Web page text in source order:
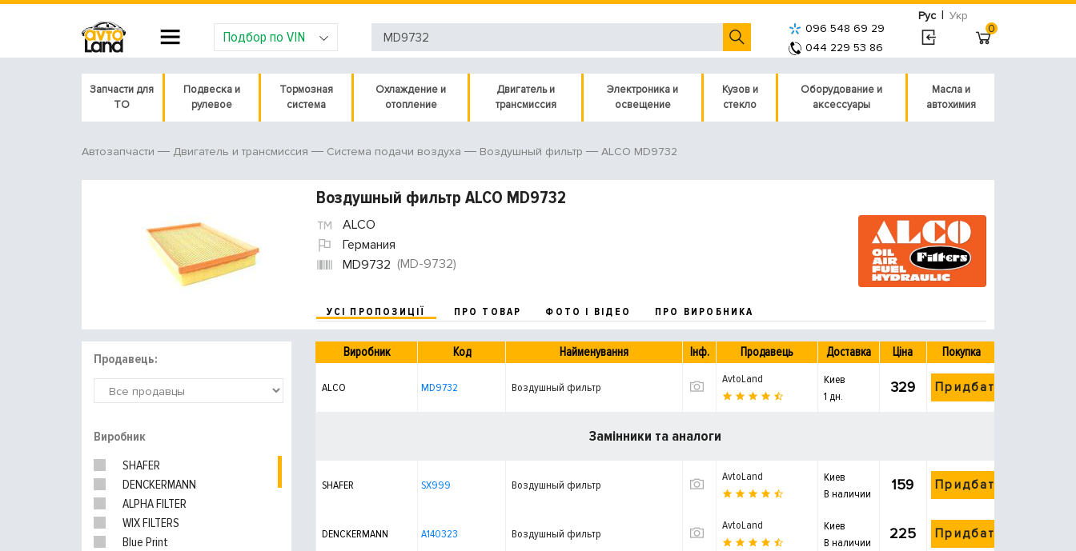
Рус | Укр
Подбор по VIN
096 548 69 29
044 229 53 86
0
Запчасти для
ТО
Подвеска и
рулевое
Тормозная
система
Охлаждение и
отопление
Двигатель и
трансмиссия
Электроника и
освещение
Кузов и
стекло
Оборудование и
аксессуары
Масла и
автохимия
Автозапчасти Двигатель и трансмиссия Система подачи воздуха Воздушный фильтр ALCO MD9732
Воздушный фильтр ALCO MD9732
ALCO
Германия
MD9732 (MD-9732)
УСІ ПРОПОЗИЦІЇ ПРО ТОВАР ФОТО І ВІДЕО ПРО ВИРОБНИКА
Продавець:
Виробник
SHAFER
DENCKERMANN
ALPHA FILTER
WIX FILTERS
Blue Print
Виробник Код Найменування Інф. Продавець Доставка Ціна Покупка
ALCO MD9732 Воздушный фильтр
AvtoLand
Киев
1 дн.
329 Придбати
Замінники та аналоги
SHAFER SX999 Воздушный фильтр
AvtoLand
Киев
В наличии
159 Придбати
DENCKERMANN A140323 Воздушный фильтр
AvtoLand
Киев
В наличии
225 Придбати